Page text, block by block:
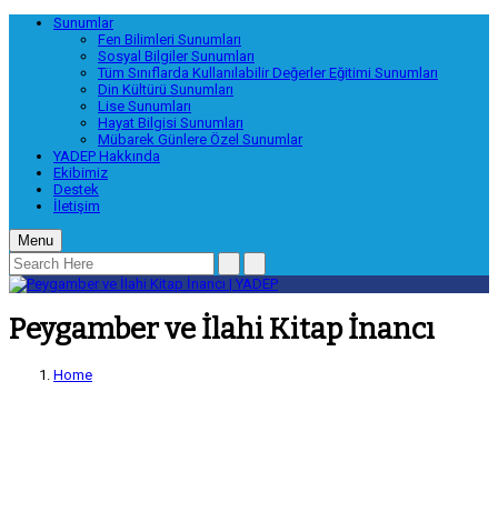
Sunumlar
Fen Bilimleri Sunumları
Sosyal Bilgiler Sunumları
Tüm Sınıflarda Kullanılabilir Değerler Eğitimi Sunumları
Din Kültürü Sunumları
Lise Sunumları
Hayat Bilgisi Sunumları
Mübarek Günlere Özel Sunumlar
YADEP Hakkında
Ekibimiz
Destek
İletişim
Menu
Peygamber ve İlahi Kitap İnancı
Home